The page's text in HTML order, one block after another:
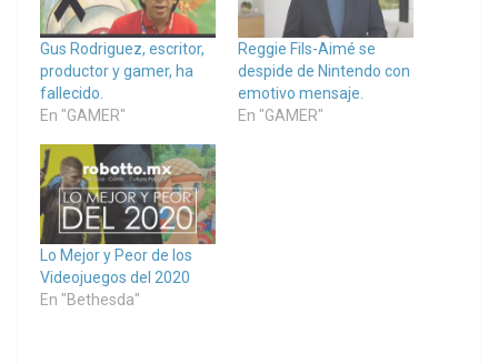
Gus Rodriguez, escritor,
productor y gamer, ha
fallecido.
En "GAMER"
Reggie Fils-Aimé se
despide de Nintendo con
emotivo mensaje.
En "GAMER"
Lo Mejor y Peor de los
Videojuegos del 2020
En "Bethesda"